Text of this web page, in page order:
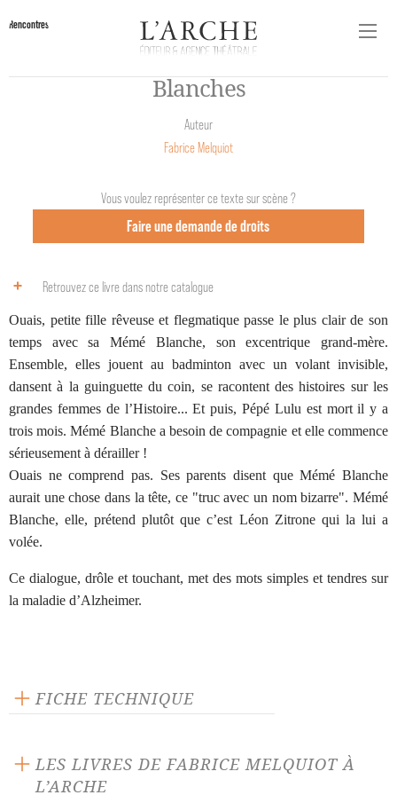
Rencontres
Blanches
Auteur
Fabrice Melquiot
Vous voulez représenter ce texte sur scène ?
Faire une demande de droits
Retrouvez ce livre dans notre catalogue
Ouais, petite fille rêveuse et flegmatique passe le plus clair de son
temps avec sa Mémé Blanche, son excentrique grand-mère.
Ensemble, elles jouent au badminton avec un volant invisible,
dansent à la guinguette du coin, se racontent des histoires sur les
grandes femmes de l’Histoire... Et puis, Pépé Lulu est mort il y a
trois mois. Mémé Blanche a besoin de compagnie et elle commence
sérieusement à dérailler !
Ouais ne comprend pas. Ses parents disent que Mémé Blanche
aurait une chose dans la tête, ce "truc avec un nom bizarre". Mémé
Blanche, elle, prétend plutôt que c’est Léon Zitrone qui la lui a
volée.
Ce dialogue, drôle et touchant, met des mots simples et tendres sur
la maladie d’Alzheimer.
FICHE TECHNIQUE
Théâtre jeunesse
Langue source : français
LES LIVRES DE FABRICE MELQUIOT À
L’ARCHE